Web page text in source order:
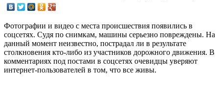
Фотографии и видео с места происшествия появились в
соцсетях. Судя по снимкам, машины серьезно повреждены. На
данный момент неизвестно, пострадал ли в результате
столкновения кто-либо из участников дорожного движения. В
комментариях под постами в соцсетях очевидцы уверяют
интернет-пользователей в том, что все живы.